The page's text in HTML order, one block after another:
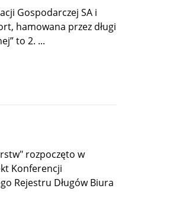
Gospodarczej SA i
hamowana przez długi
to 2. ...
rozpoczęto w
Konferencji
Rejestru Długów Biura